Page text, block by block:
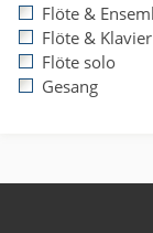
Flöte &
Flöte & Klavier
Flöte solo
Gesang